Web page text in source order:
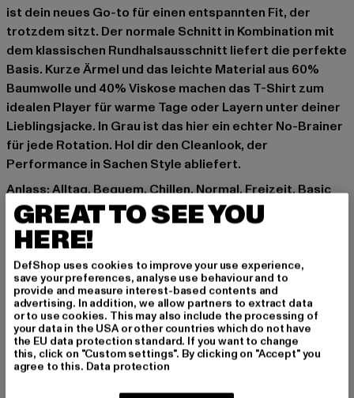
ist dein neues Go-to für einen entspannten Fit, der
trotzdem sitzt. Der normale Schnitt in Kombination mit
dem klassischen Rundhalsausschnitt liefert die perfekte
Basis. Kurze Ärmel und das leichte Material aus 60%
Baumwolle und 40% Viskose machen das T-Shirt zum
idealen Player für warme Tage oder Layern unter deiner
Lieblingsjacke. In Grau ist das hier ein echter No-Brainer
für jede Rotation. Hol dir den Cleanlook, der
Performance in Sachen Style abliefert.
Anlass: Alltag, Bequem, Chillen, Normal, Freizeit, Basic
Ausschnitt: Rundhals
Ärmelart: Kurzarm
Schnitt: Normal
Marke: Urban Classics
Kat.: T-Shirts
Farbe: grau
Hersteller Farbe: charcoal/redwine
Materialzusammensetzung: 60% Baumwolle, 40%
Viskose
GREAT TO SEE YOU
HERE!
DefShop uses cookies to improve your use experience,
save your preferences, analyse use behaviour and to
provide and measure interest-based contents and
advertising. In addition, we allow partners to extract data
or to use cookies. This may also include the processing of
your data in the USA or other countries which do not have
the EU data protection standard. If you want to change
this, click on "Custom settings". By clicking on "Accept" you
agree to this. Data protection